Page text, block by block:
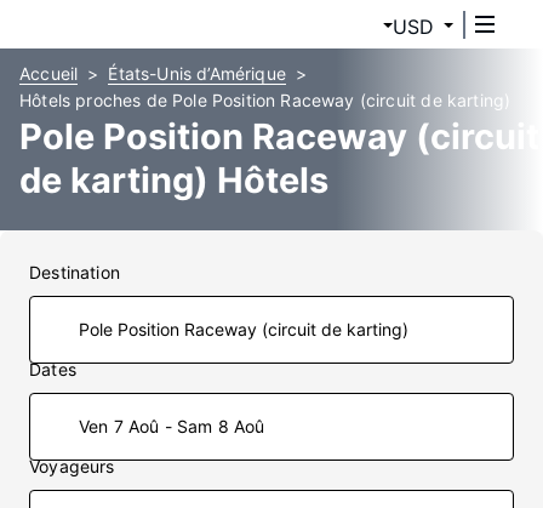
USD
Accueil
États-Unis d’Amérique
Hôtels proches de Pole Position Raceway (circuit de karting)
Pole Position Raceway (circuit
de karting) Hôtels
Destination
Dates
Ven 7 Aoû - Sam 8 Aoû
Voyageurs